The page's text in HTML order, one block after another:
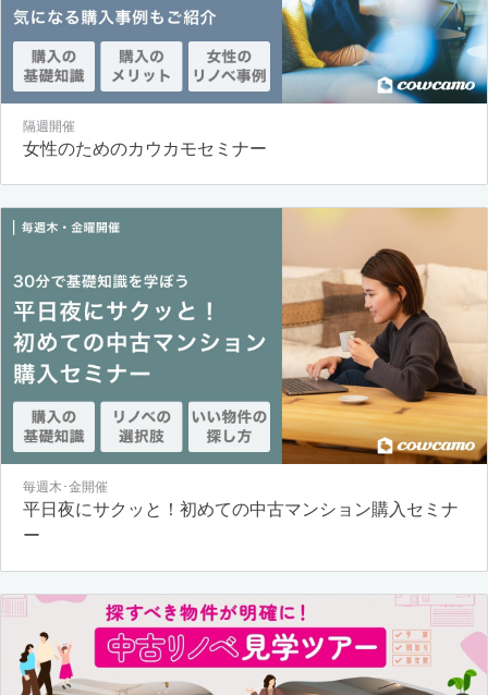
隔週開催
女性のためのカウカモセミナー
毎週木･金開催
平日夜にサクッと！初めての中古マンション購入セミナ
ー